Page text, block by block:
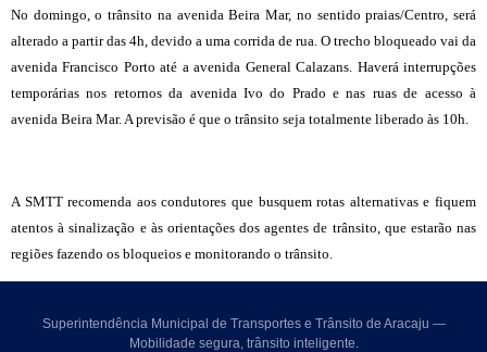
No domingo, o trânsito na avenida Beira Mar, no sentido praias/Centro, será
alterado a partir das 4h, devido a uma corrida de rua. O trecho bloqueado vai da
avenida Francisco Porto até a avenida General Calazans. Haverá interrupções
temporárias nos retornos da avenida Ivo do Prado e nas ruas de acesso à
avenida Beira Mar. A previsão é que o trânsito seja totalmente liberado às 10h.
A SMTT recomenda aos condutores que busquem rotas alternativas e fiquem
atentos à sinalização e às orientações dos agentes de trânsito, que estarão nas
regiões fazendo os bloqueios e monitorando o trânsito.
Superintendência Municipal de Transportes e Trânsito de Aracaju —
Mobilidade segura, trânsito inteligente.